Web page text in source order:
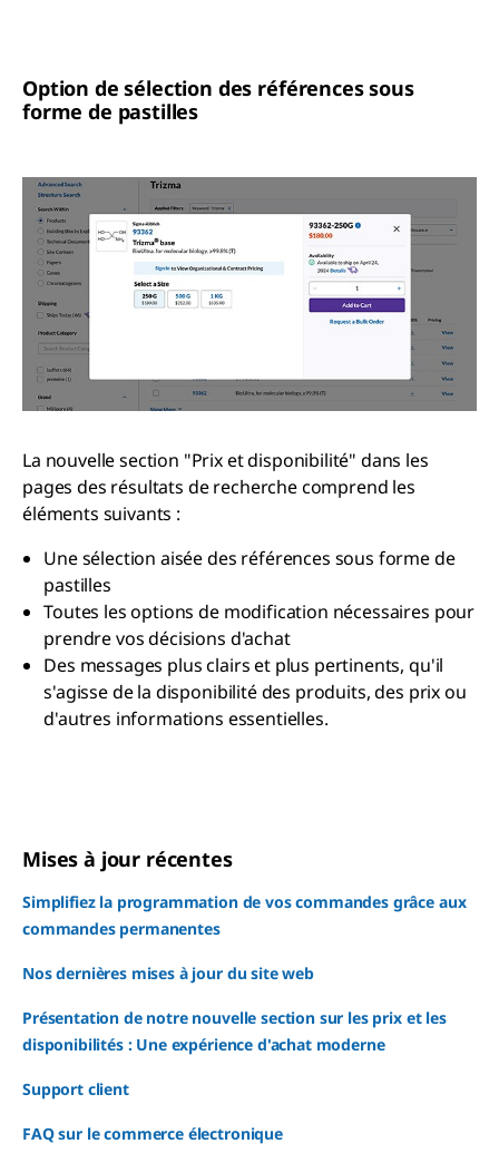
Option de sélection des références sous
forme de pastilles
La nouvelle section "Prix et disponibilité" dans les
pages des résultats de recherche comprend les
éléments suivants :
Une sélection aisée des références sous forme de
pastilles
Toutes les options de modification nécessaires pour
prendre vos décisions d'achat
Des messages plus clairs et plus pertinents, qu'il
s'agisse de la disponibilité des produits, des prix ou
d'autres informations essentielles.
Mises à jour récentes
Simplifiez la programmation de vos commandes grâce aux
commandes permanentes
Nos dernières mises à jour du site web
Présentation de notre nouvelle section sur les prix et les
disponibilités : Une expérience d'achat moderne
Support client
FAQ sur le commerce électronique